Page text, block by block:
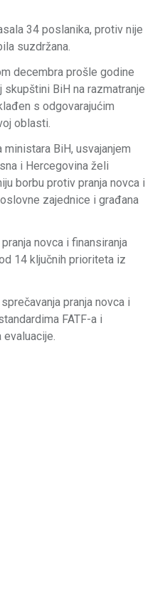
34 poslanika, protiv nije
suzdržana.
decembra prošle godine
BiH na razmatranje
s odgovarajućim
oblasti.
BiH, usvajanjem
i Hercegovina želi
borbu protiv pranja novca i
zajednice i građana
novca i finansiranja
14 ključnih prioriteta iz
pranja novca i
FATF-a i